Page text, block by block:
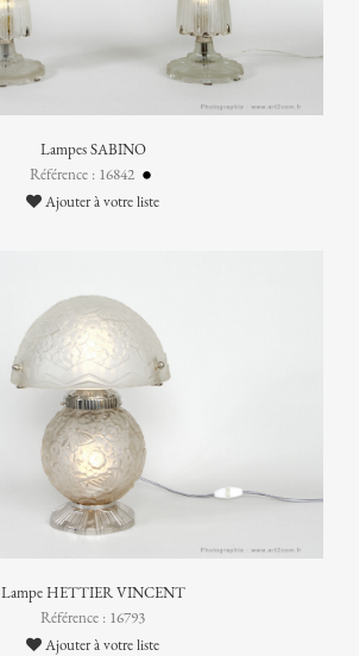
Lampes SABINO
Référence : 16842
Ajouter à votre liste
Lampe HETTIER VINCENT
Référence : 16793
Ajouter à votre liste